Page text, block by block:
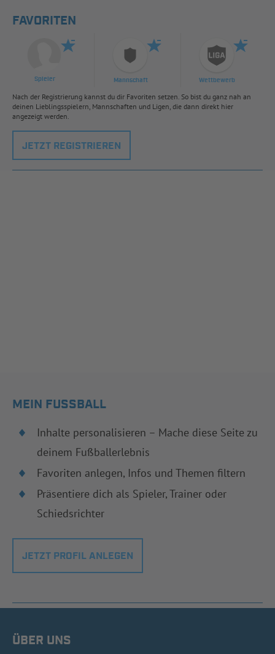
FAVORITEN
Spieler Mannschaft Wettbewerb
Nach der Registrierung kannst du dir Favoriten setzen. So bist du ganz nah an
deinen Lieblingsspielern, Mannschaften und Ligen, die dann direkt hier
angezeigt werden.
JETZT REGISTRIEREN
MEIN FUSSBALL
Inhalte personalisieren – Mache diese Seite zu
deinem Fußballerlebnis
Favoriten anlegen, Infos und Themen filtern
Präsentiere dich als Spieler, Trainer oder
Schiedsrichter
JETZT PROFIL ANLEGEN
ÜBER UNS